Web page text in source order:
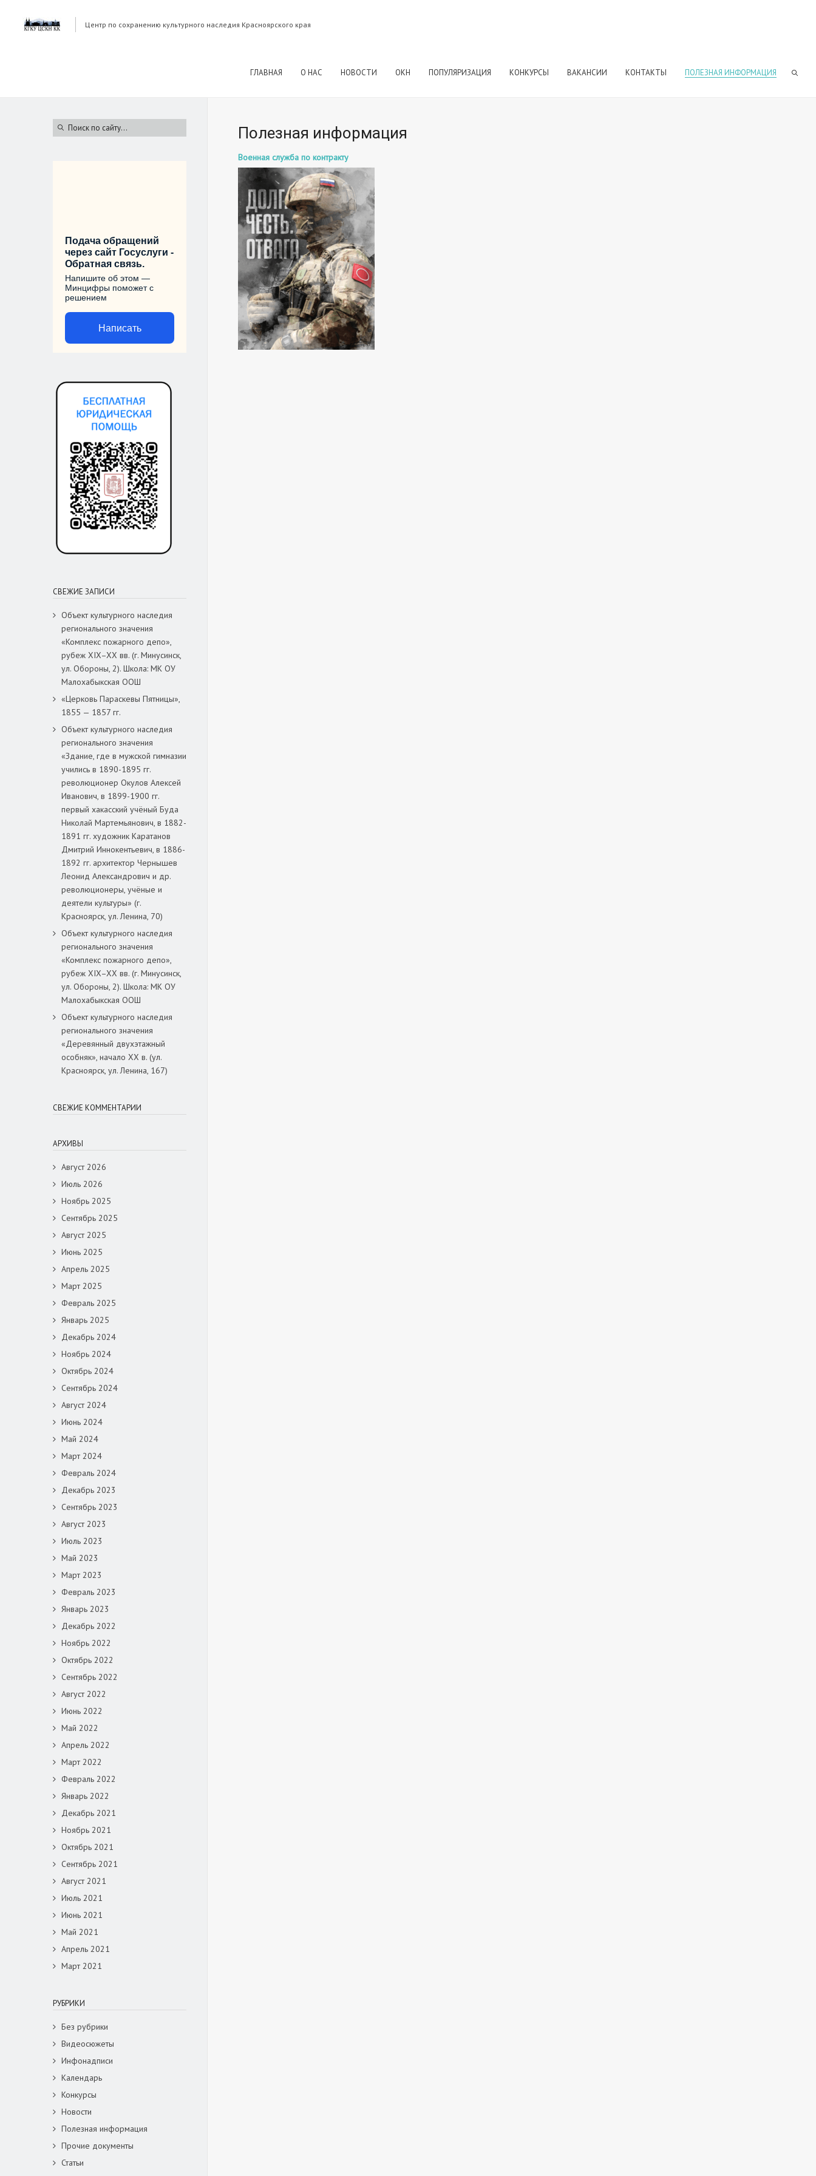
Центр по сохранению культурного наследия Красноярского края
ГЛАВНАЯ О НАС НОВОСТИ ОКН ПОПУЛЯРИЗАЦИЯ КОНКУРСЫ ВАКАНСИИ КОНТАКТЫ ПОЛЕЗНАЯ ИНФОРМАЦИЯ
Полезная информация
Военная служба по контракту
Подача обращений
через сайт Госуслуги -
Обратная связь.
Напишите об этом —
Минцифры поможет с
решением
Написать
СВЕЖИЕ ЗАПИСИ
Объект культурного наследия
регионального значения
«Комплекс пожарного депо»,
рубеж XIX–XX вв. (г. Минусинск,
ул. Обороны, 2). Школа: МК ОУ
Малохабыкская ООШ
«Церковь Параскевы Пятницы»,
1855 — 1857 гг.
Объект культурного наследия
регионального значения
«Здание, где в мужской гимназии
учились в 1890-1895 гг.
революционер Окулов Алексей
Иванович, в 1899-1900 гг.
первый хакасский учёный Буда
Николай Мартемьянович, в 1882-
1891 гг. художник Каратанов
Дмитрий Иннокентьевич, в 1886-
1892 гг. архитектор Чернышев
Леонид Александрович и др.
революционеры, учёные и
деятели культуры» (г.
Красноярск, ул. Ленина, 70)
Объект культурного наследия
регионального значения
«Комплекс пожарного депо»,
рубеж XIX–XX вв. (г. Минусинск,
ул. Обороны, 2). Школа: МК ОУ
Малохабыкская ООШ
Объект культурного наследия
регионального значения
«Деревянный двухэтажный
особняк», начало ХХ в. (ул.
Красноярск, ул. Ленина, 167)
СВЕЖИЕ КОММЕНТАРИИ
АРХИВЫ
Август 2026
Июль 2026
Ноябрь 2025
Сентябрь 2025
Август 2025
Июнь 2025
Апрель 2025
Март 2025
Февраль 2025
Январь 2025
Декабрь 2024
Ноябрь 2024
Октябрь 2024
Сентябрь 2024
Август 2024
Июнь 2024
Май 2024
Март 2024
Февраль 2024
Декабрь 2023
Сентябрь 2023
Август 2023
Июль 2023
Май 2023
Март 2023
Февраль 2023
Январь 2023
Декабрь 2022
Ноябрь 2022
Октябрь 2022
Сентябрь 2022
Август 2022
Июнь 2022
Май 2022
Апрель 2022
Март 2022
Февраль 2022
Январь 2022
Декабрь 2021
Ноябрь 2021
Октябрь 2021
Сентябрь 2021
Август 2021
Июль 2021
Июнь 2021
Май 2021
Апрель 2021
Март 2021
РУБРИКИ
Без рубрики
Видеосюжеты
Инфонадписи
Календарь
Конкурсы
Новости
Полезная информация
Прочие документы
Статьи